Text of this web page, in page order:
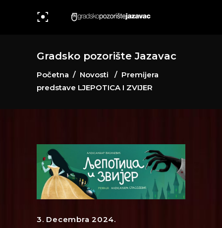
Gradsko pozorište Jazavac
Početna / Novosti / Premijera
predstave LJEPOTICA I ZVIJER
3. Decembra 2024.